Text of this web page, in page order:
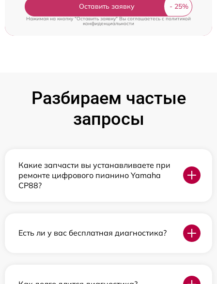
Оставить заявку
Нажимая на кнопку "Оставить заявку" Вы соглашаетесь cполитикой
конфиденциальности
Разбираем частые
запросы
Какие запчасти вы устанавливаете при
ремонте цифрового пианино Yamaha
CP88?
Есть ли у вас бесплатная диагностика?